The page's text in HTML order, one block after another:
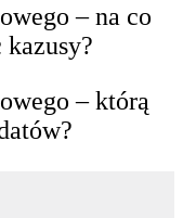
– na co
– którą